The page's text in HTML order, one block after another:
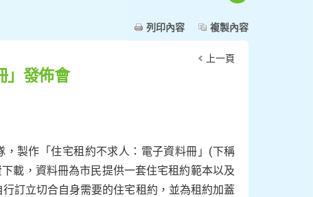
列印內容 複製內容
上一頁
」發佈會
製作「住宅租約不求人：電子資料冊」(下稱
載，資料冊為市民提供一套住宅租約範本以及
訂立切合自身需要的住宅租約，並為租約加蓋